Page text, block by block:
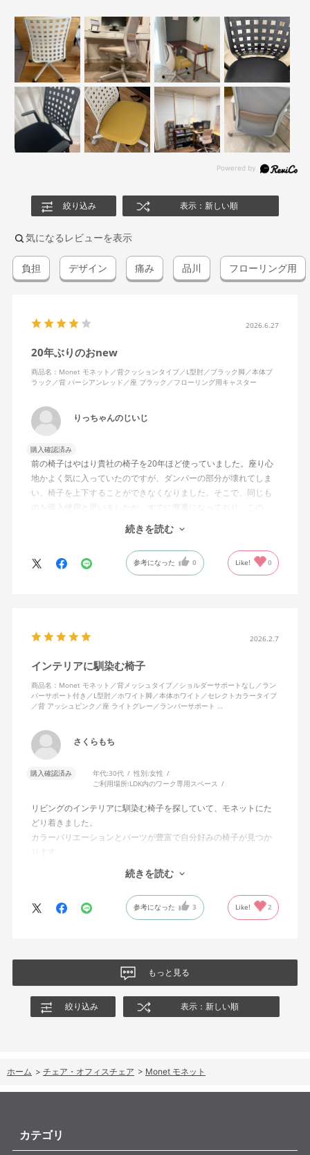
絞り込み 表示：新しい順
気になるレビューを表示
負担 デザイン 痛み 品川 フローリング用
2026.6.27
20年ぶりのおnew
商品名：Monet モネット／背クッションタイプ／L型肘／ブラック脚／本体ブ
ラック／背 パーシアンレッド／座 ブラック／フローリング用キャスター
りっちゃんのじいじ
購入確認済み
前の椅子はやはり貴社の椅子を20年ほど使っていました。座り心
地かよく気に入っていたのですが、ダンパーの部分が壊れてしま
い、椅子を上下することができなくなりました。そこで、同じも
のを購入使用と思いましたが、すでに廃番になっており、この
MonEtを購入しました。やや固めの椅子ですが、使っているうち
になじんでくるのではと思っています。フローリング床で使って
いますが、ややキャスターがよく動きすぎるのが難点でしょう
か。
続きを読む
参考になった 0 Like! 0
2026.2.7
インテリアに馴染む椅子
商品名：Monet モネット／背メッシュタイプ／ショルダーサポートなし／ラン
バーサポート付き／L型肘／ホワイト脚／本体ホワイト／セレクトカラータイプ
／背 アッシュピンク／座 ライトグレー／ランバーサポート …
さくらもち
購入確認済み 年代:30代 性別:女性
ご利用場所:LDK内のワーク専用スペース
リビングのインテリアに馴染む椅子を探していて、モネットにた
どり着きました。
カラーバリエーションとパーツが豊富で自分好みの椅子が見つか
オフィスチェアにしては比較的コンパクトで家に置くのに最適で
した、座り心地も良く大変気に入っています。
今回どうしても欲しい色の組み合わせがあったので固定肘の物を
購入しましたが、欲を言えば稼働肘バージョンもバイカラーなど
続きを読む
参考になった 3 Like! 2
もっと見る
絞り込み 表示：新しい順
ホーム > チェア・オフィスチェア > Monet モネット
カテゴリ